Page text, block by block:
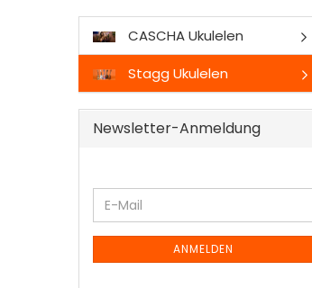
CASCHA Ukulelen
Stagg Ukulelen
Newsletter-Anmeldung
WEITER
ZUR
NEWSLETTER-
ANMELDUNG
E-
Mail
ANMELDEN